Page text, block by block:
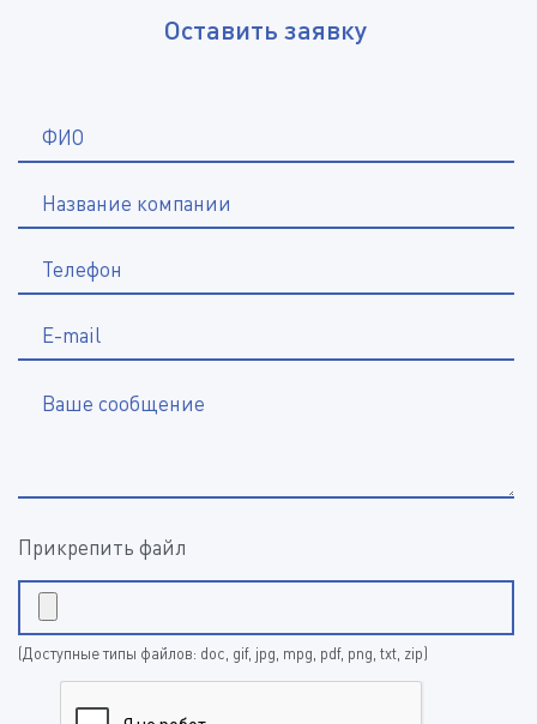
Оставить заявку
ФИО
Название компании
Телефон
E-mail
Ваше сообщение
Прикрепить файл
(Доступные типы файлов: doc, gif, jpg, mpg, pdf, png, txt, zip)